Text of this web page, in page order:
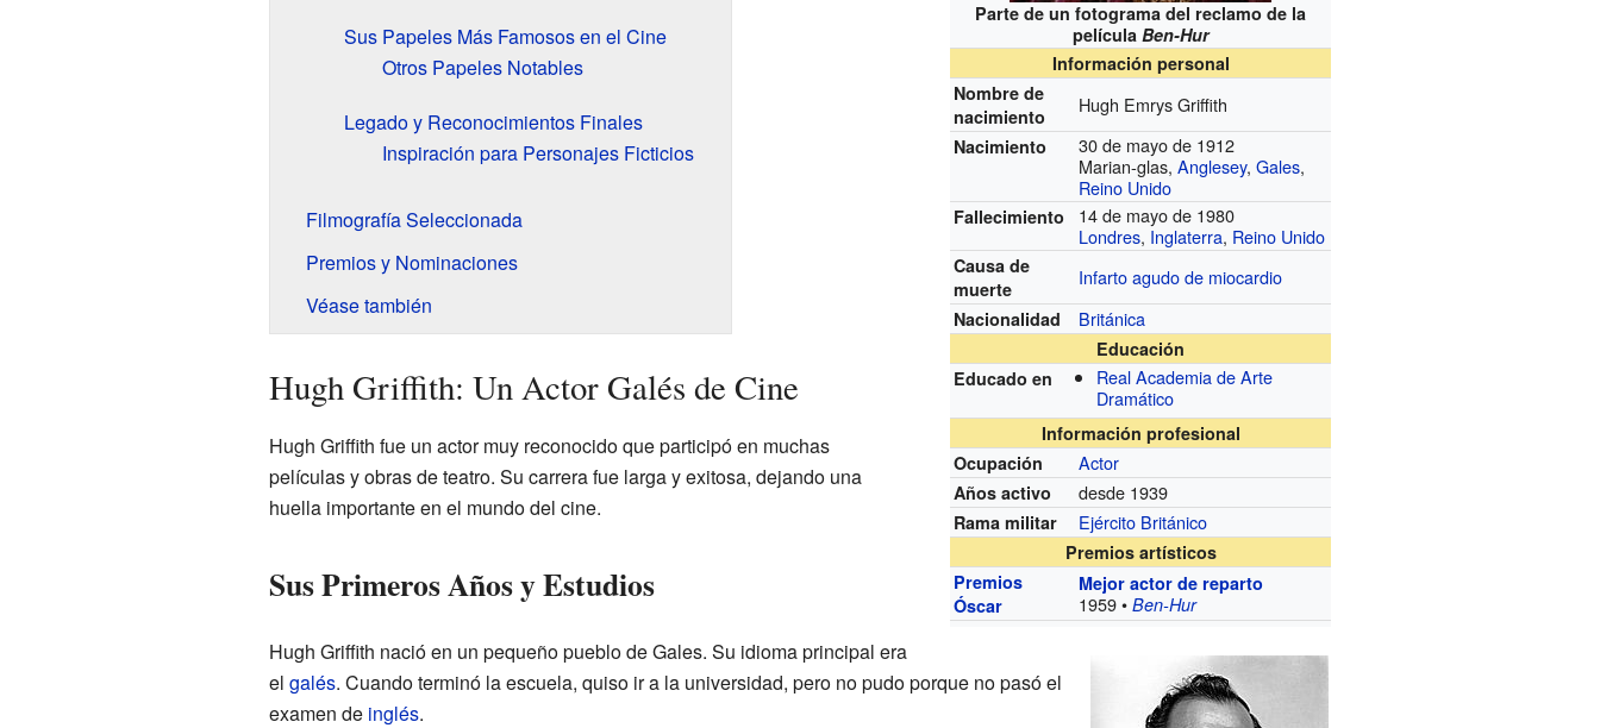
Parte de un fotograma del reclamo de la
película Ben-Hur
Información personal
Nombre de
nacimiento
Hugh Emrys Griffith
Nacimiento
30 de mayo de 1912
Marian-glas,Anglesey,Gales,
Reino Unido
Fallecimiento
14 de mayo de 1980
Londres, Inglaterra, Reino Unido
Causa de
muerte
Infarto agudo de miocardio
Nacionalidad Británica
Educación
Educado en
Real Academia de Arte
Dramático
Información profesional
Ocupación
Actor
Años activo desde 1939
Rama militar Ejército Británico
Premios artísticos
Premios
Óscar
Mejor actor de reparto
1959 •Ben-Hur
Sus Papeles Más Famosos en el Cine
Otros Papeles Notables
Legado y Reconocimientos Finales
Inspiración para Personajes Ficticios
Filmografía Seleccionada
Premios y Nominaciones
Véase también
Hugh Griffith: Un Actor Galés de Cine
Hugh Griffith fue un actor muy reconocido que participó en muchas
películas y obras de teatro. Su carrera fue larga y exitosa, dejando una
huella importante en el mundo del cine.
Sus Primeros Años y Estudios
Hugh Griffith nació en un pequeño pueblo de Gales. Su idioma principal era
el galés. Cuando terminó la escuela, quiso ir a la universidad, pero no pudo porque no pasó el
examen de inglés.